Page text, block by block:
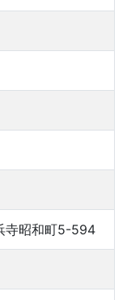
寺昭和町5-594